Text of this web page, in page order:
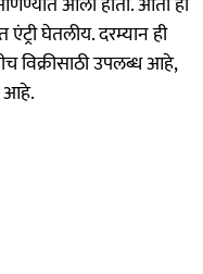
घेतलीय. दरम्यान ही
विक्रीसाठी उपलब्ध आहे,
आहे.